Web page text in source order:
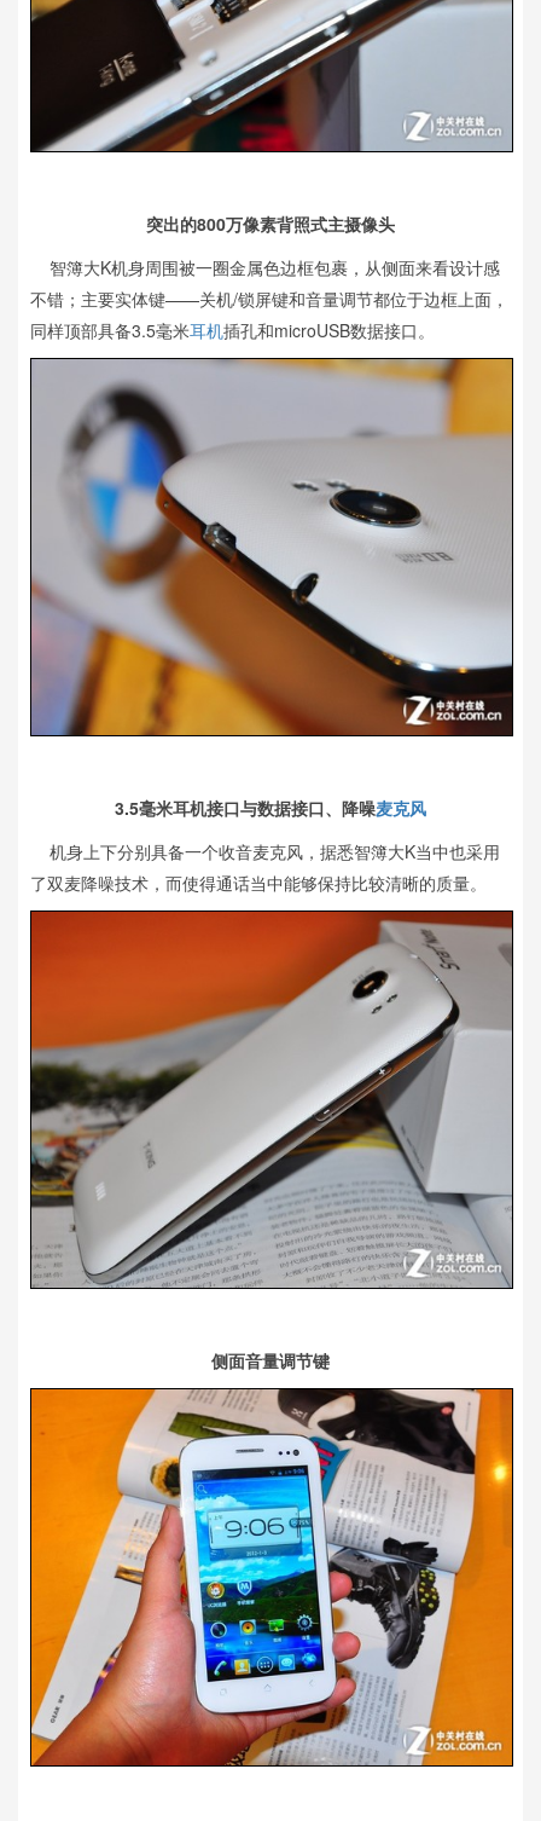
突出的800万像素背照式主摄像头
智簿大K机身周围被一圈金属色边框包裹，从侧面来看设计感
不错；主要实体键——关机/锁屏键和音量调节都位于边框上面，
同样顶部具备3.5毫米耳机插孔和microUSB数据接口。
3.5毫米耳机接口与数据接口、降噪麦克风
机身上下分别具备一个收音麦克风，据悉智簿大K当中也采用
了双麦降噪技术，而使得通话当中能够保持比较清晰的质量。
侧面音量调节键